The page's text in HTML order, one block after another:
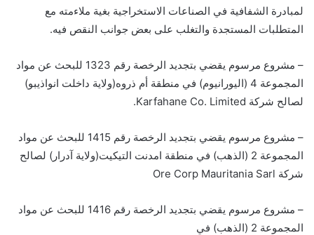
لمبادرة الشفافية في الصناعات الاستخراجية بغية ملاءمته مع
المتطلبات المستجدة والتغلب على بعض جوانب النقص فيه.
– مشروع مرسوم يقضي بتجديد الرخصة رقم 1323 للبحث عن مواد
المجموعة 4 (اليورانيوم) في منطقة أم ذروه(ولاية داخلت انواذيبو)
لصالح شركة Karfahane Co. Limited.
– مشروع مرسوم يقضي بتجديد الرخصة رقم 1415 للبحث عن مواد
المجموعة 2 (الذهب) في منطقة امدنت التيكيت(ولاية آدرار) لصالح
شركة Ore Corp Mauritania Sarl
– مشروع مرسوم يقضي بتجديد الرخصة رقم 1416 للبحث عن مواد
المجموعة 2 (الذهب) في